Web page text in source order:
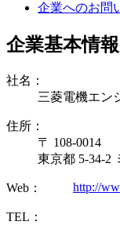
企業へのお問
企業基本情報
社名：
三菱電機エン
住所：
〒 108-0014
東京都 5-34-2
Web： http://
TEL：